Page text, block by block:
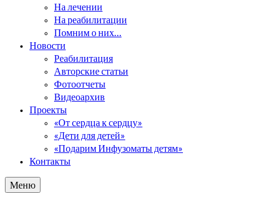
На лечении
На реабилитации
Помним о них…
Новости
Реабилитация
Авторские статьи
Фотоотчеты
Видеоархив
Проекты
«От сердца к сердцу»
«Дети для детей»
«Подарим Инфузоматы детям»
Контакты
Меню